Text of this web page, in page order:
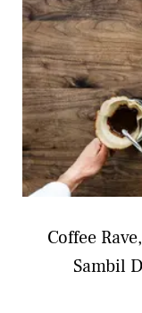
Coffee
Sambil